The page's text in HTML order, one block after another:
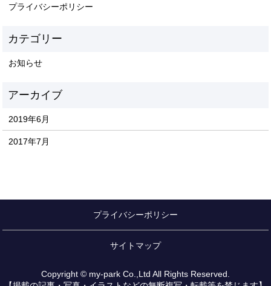
プライバシーポリシー
お知らせ
2019年6月
2017年7月
プライバシーポリシー
サイトマップ
Copyright © my-park Co.,Ltd All Rights Reserved.